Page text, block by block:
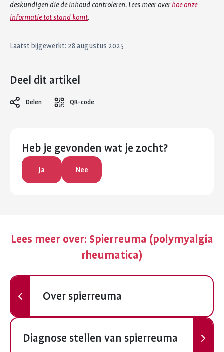
deskundigen die de inhoud controleren. Lees meer over hoe onze
informatie tot stand komt.
Laatst bijgewerkt: 28 augustus 2025
Deel dit artikel
Delen QR-code
Heb je gevonden wat je zocht?
Ja Nee
Lees meer over: Spierreuma (polymyalgia
rheumatica)
Vorige
Over spierreuma
Volgende
Diagnose stellen van spierreuma